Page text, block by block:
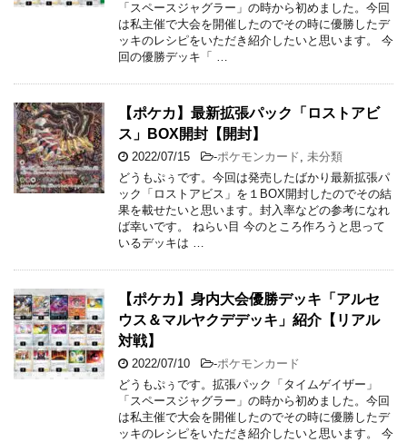
「スペースジャグラー」の時から初めました。今回
は私主催で大会を開催したのでその時に優勝したデ
ッキのレシピをいただき紹介したいと思います。 今
回の優勝デッキ「 …
【ポケカ】最新拡張パック「ロストアビ
ス」BOX開封【開封】
2022/07/15 -ポケモンカード, 未分類
どうもぷぅです。今回は発売したばかり最新拡張パ
ック「ロストアビス」を１BOX開封したのでその結
果を載せたいと思います。封入率などの参考になれ
ば幸いです。 ねらい目 今のところ作ろうと思って
いるデッキは …
【ポケカ】身内大会優勝デッキ「アルセ
ウス＆マルヤクデデッキ」紹介【リアル
対戦】
2022/07/10 -ポケモンカード
どうもぷぅです。拡張パック「タイムゲイザー」
「スペースジャグラー」の時から初めました。今回
は私主催で大会を開催したのでその時に優勝したデ
ッキのレシピをいただき紹介したいと思います。 今